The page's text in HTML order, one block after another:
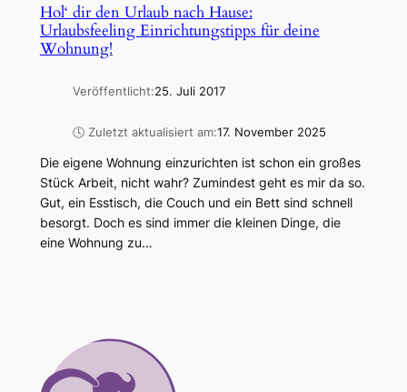
Hol‘ dir den Urlaub nach Hause:
Urlaubsfeeling Einrichtungstipps für deine
Wohnung!
Veröffentlicht:25. Juli 2017
🕓 Zuletzt aktualisiert am:17. November 2025
Die eigene Wohnung einzurichten ist schon ein großes
Stück Arbeit, nicht wahr? Zumindest geht es mir da so.
Gut, ein Esstisch, die Couch und ein Bett sind schnell
besorgt. Doch es sind immer die kleinen Dinge, die
eine Wohnung zu…